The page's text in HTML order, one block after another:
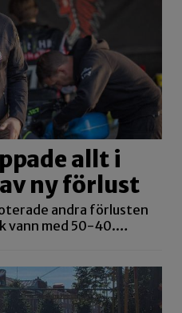
allt i
ny förlust
andra förlusten
vann med 50-40.…